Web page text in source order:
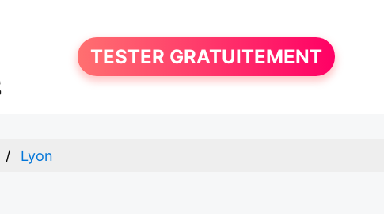
TESTER GRATUITEMENT
Lyon